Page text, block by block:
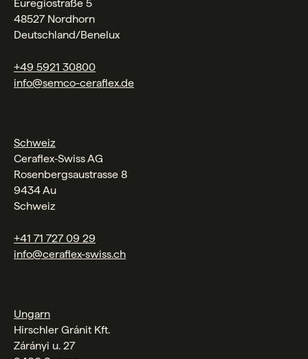
Euregiostraße 5
48527 Nordhorn
Deutschland/Benelux
+49 5921 30800
info@semco-ceraflex.de
Schweiz
Ceraflex‑Swiss AG
Rosenbergsaustrasse 8
9434 Au
Schweiz
+41 71 727 09 29
info@ceraflex-swiss.ch
Ungarn
Hirschler Gránit Kft.
Zárányi u. 27